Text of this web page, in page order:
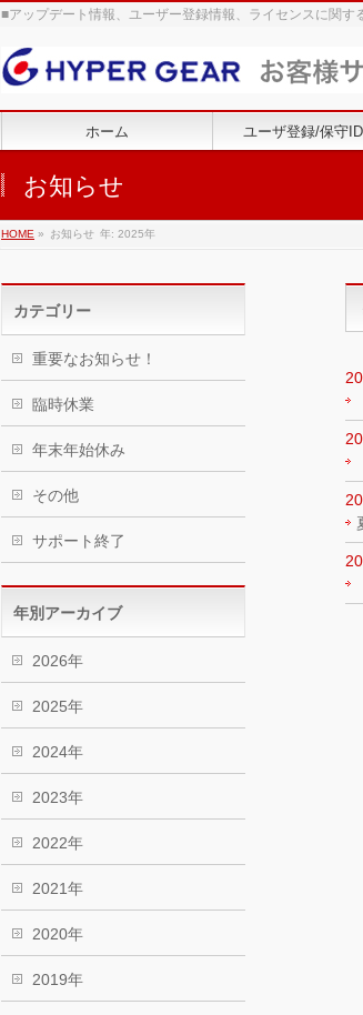
■アップデート情報、ユーザー登録情報、ライセンスに関す
ホーム ユーザ登録/保守
お知らせ
HOME » お知らせ 年: 2025年
カテゴリー
重要なお知らせ！
臨時休業
年末年始休み
その他
サポート終了
年別アーカイブ
2026年
2025年
2024年
2023年
2022年
2021年
2020年
2019年